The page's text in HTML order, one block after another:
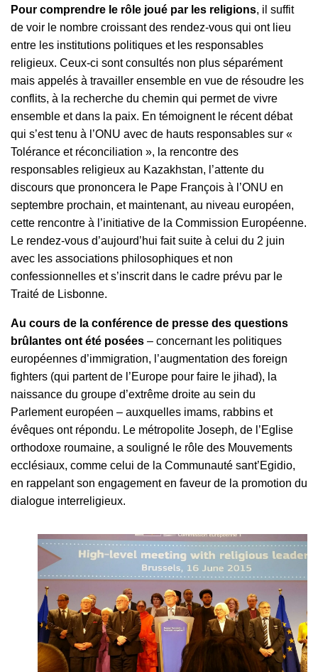
Pour comprendre le rôle joué par les religions, il suffit
de voir le nombre croissant des rendez-vous qui ont lieu
entre les institutions politiques et les responsables
religieux. Ceux-ci sont consultés non plus séparément
mais appelés à travailler ensemble en vue de résoudre les
conflits, à la recherche du chemin qui permet de vivre
ensemble et dans la paix. En témoignent le récent débat
qui s’est tenu à l’ONU avec de hauts responsables sur «
Tolérance et réconciliation », la rencontre des
responsables religieux au Kazakhstan, l’attente du
discours que prononcera le Pape François à l’ONU en
septembre prochain, et maintenant, au niveau européen,
cette rencontre à l’initiative de la Commission Européenne.
Le rendez-vous d’aujourd’hui fait suite à celui du 2 juin
avec les associations philosophiques et non
confessionnelles et s’inscrit dans le cadre prévu par le
Traité de Lisbonne.
Au cours de la conférence de presse des questions
brûlantes ont été posées – concernant les politiques
européennes d’immigration, l’augmentation des foreign
fighters (qui partent de l’Europe pour faire le jihad), la
naissance du groupe d’extrême droite au sein du
Parlement européen – auxquelles imams, rabbins et
évêques ont répondu. Le métropolite Joseph, de l’Eglise
orthodoxe roumaine, a souligné le rôle des Mouvements
ecclésiaux, comme celui de la Communauté sant’Egidio,
en rappelant son engagement en faveur de la promotion du
dialogue interreligieux.